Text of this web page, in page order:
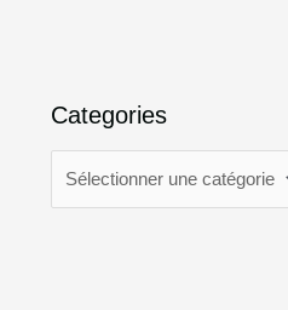
Categories